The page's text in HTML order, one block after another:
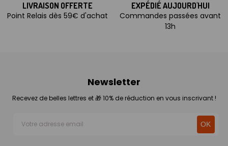
LIVRAISON OFFERTE
Point Relais dès 59€ d'achat
EXPÉDIÉ AUJOURD'HUI
Commandes passées avant
13h
Newsletter
Recevez de belles lettres et 🎁 10% de réduction en vous inscrivant !